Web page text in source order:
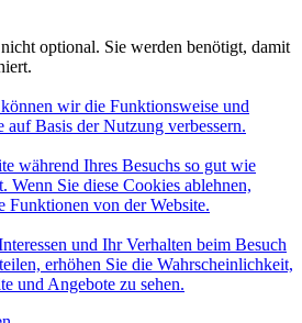
optional. Sie werden benötigt, damit
wir die Funktionsweise und
auf Basis der Nutzung verbessern.
während Ihres Besuchs so gut wie
Wenn Sie diese Cookies ablehnen,
Funktionen von der Website.
und Ihr Verhalten beim Besuch
erhöhen Sie die Wahrscheinlichkeit,
und Angebote zu sehen.